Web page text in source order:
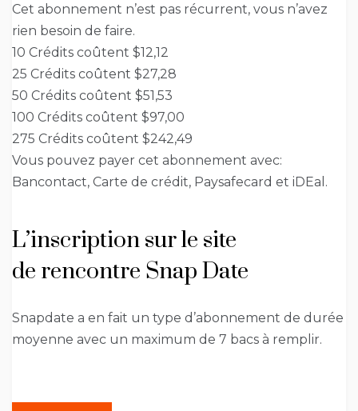
Cet abonnement n’est pas récurrent, vous n’avez
rien besoin de faire.
10 Crédits coûtent $12,12
25 Crédits coûtent $27,28
50 Crédits coûtent $51,53
100 Crédits coûtent $97,00
275 Crédits coûtent $242,49
Vous pouvez payer cet abonnement avec:
Bancontact, Carte de crédit, Paysafecard et iDEal.
L’inscription sur le site
de rencontre Snap Date
Snapdate a en fait un type d’abonnement de durée
moyenne avec un maximum de 7 bacs à remplir.